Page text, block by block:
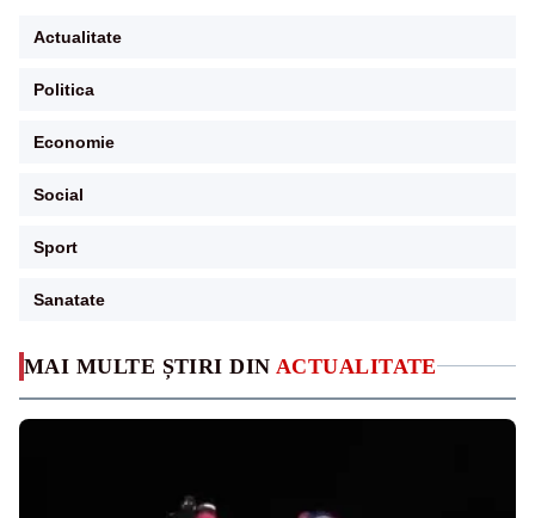
MAI MULTE ȘTIRI DIN ACTUALITATE
Actualitate
Politica
Economie
Social
Sport
Sanatate